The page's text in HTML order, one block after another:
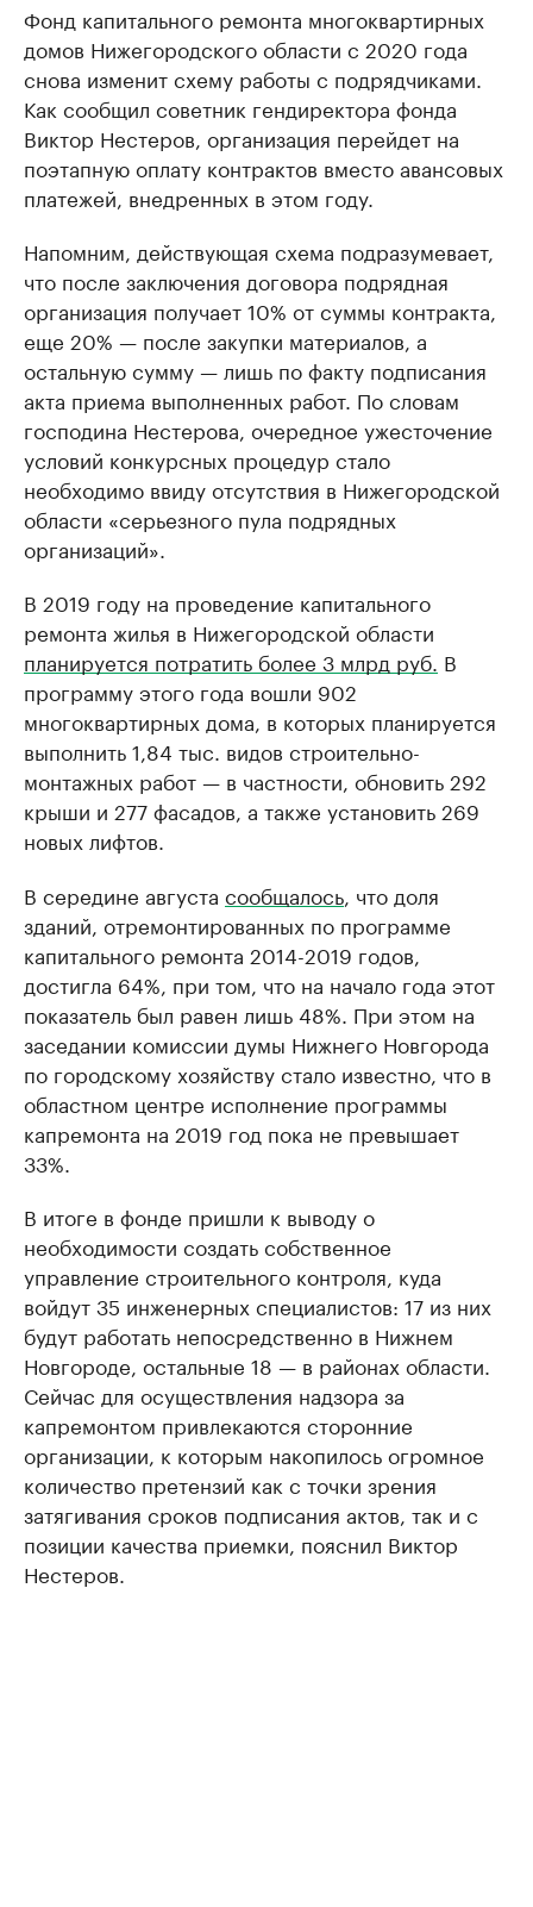
Фонд капитального ремонта многоквартирных
домов Нижегородского области с 2020 года
снова изменит схему работы с подрядчиками.
Как сообщил советник гендиректора фонда
Виктор Нестеров, организация перейдет на
поэтапную оплату контрактов вместо авансовых
платежей, внедренных в этом году.
Напомним, действующая схема подразумевает,
что после заключения договора подрядная
организация получает 10% от суммы контракта,
еще 20% — после закупки материалов, а
остальную сумму — лишь по факту подписания
акта приема выполненных работ. По словам
господина Нестерова, очередное ужесточение
условий конкурсных процедур стало
необходимо ввиду отсутствия в Нижегородской
области «серьезного пула подрядных
организаций».
В 2019 году на проведение капитального
ремонта жилья в Нижегородской области
планируется потратить более 3 млрд руб. В
программу этого года вошли 902
многоквартирных дома, в которых планируется
выполнить 1,84 тыс. видов строительно-
монтажных работ — в частности, обновить 292
крыши и 277 фасадов, а также установить 269
новых лифтов.
В середине августа сообщалось , что доля
зданий, отремонтированных по программе
капитального ремонта 2014-2019 годов,
достигла 64%, при том, что на начало года этот
показатель был равен лишь 48%. При этом на
заседании комиссии думы Нижнего Новгорода
по городскому хозяйству стало известно, что в
областном центре исполнение программы
капремонта на 2019 год пока не превышает
33%.
В итоге в фонде пришли к выводу о
необходимости создать собственное
управление строительного контроля, куда
войдут 35 инженерных специалистов: 17 из них
будут работать непосредственно в Нижнем
Новгороде, остальные 18 — в районах области.
Сейчас для осуществления надзора за
капремонтом привлекаются сторонние
организации, к которым накопилось огромное
количество претензий как с точки зрения
затягивания сроков подписания актов, так и с
позиции качества приемки, пояснил Виктор
Нестеров.